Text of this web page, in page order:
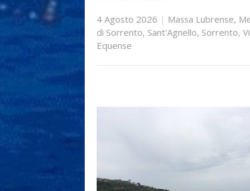
4 Agosto 2026 | Massa Lubrense,
di Sorrento, Sant'Agnello, Sorrento,
Equense